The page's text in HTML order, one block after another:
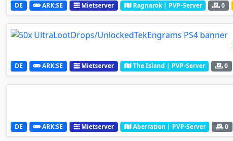
DE ARK:SE Mietserver Ragnarok | PVP-Server 0
DE ARK:SE Mietserver The Island | PVP-Server 0
DE ARK:SE Mietserver Aberration | PVP-Server 0